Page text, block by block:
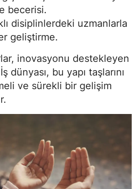
Sivas
Tekirdağ
Trabzon
Şanlıurfa
Uşak
becerisi.
disiplinlerdeki uzmanlarla
geliştirme.
inovasyonu destekleyen
dünyası, bu yapı taşlarını
ve sürekli bir gelişim